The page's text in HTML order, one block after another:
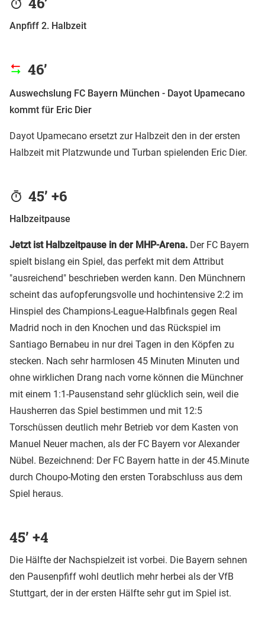
Anpfiff 2. Halbzeit
46’
Auswechslung FC Bayern München - Dayot Upamecano
kommt für Eric Dier
Dayot Upamecano ersetzt zur Halbzeit den in der ersten
Halbzeit mit Platzwunde und Turban spielenden Eric Dier.
45’ +6
Halbzeitpause
Jetzt ist Halbzeitpause in der MHP-Arena. Der FC Bayern
spielt bislang ein Spiel, das perfekt mit dem Attribut
"ausreichend" beschrieben werden kann. Den Münchnern
scheint das aufopferungsvolle und hochintensive 2:2 im
Hinspiel des Champions-League-Halbfinals gegen Real
Madrid noch in den Knochen und das Rückspiel im
Santiago Bernabeu in nur drei Tagen in den Köpfen zu
stecken. Nach sehr harmlosen 45 Minuten Minuten und
ohne wirklichen Drang nach vorne können die Münchner
mit einem 1:1-Pausenstand sehr glücklich sein, weil die
Hausherren das Spiel bestimmen und mit 12:5
Torschüssen deutlich mehr Betrieb vor dem Kasten von
Manuel Neuer machen, als der FC Bayern vor Alexander
Nübel. Bezeichnend: Der FC Bayern hatte in der 45.Minute
durch Choupo-Moting den ersten Torabschluss aus dem
Spiel heraus.
45’ +4
Die Hälfte der Nachspielzeit ist vorbei. Die Bayern sehnen
den Pausenpfiff wohl deutlich mehr herbei als der VfB
Stuttgart, der in der ersten Hälfte sehr gut im Spiel ist.